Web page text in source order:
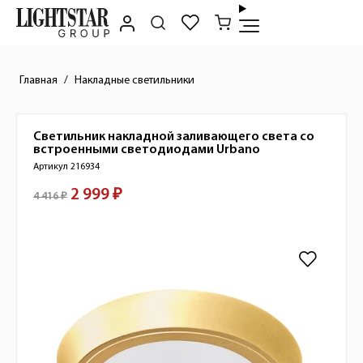
Главная Накладные светильники
Краткое описание товара
Светильник накладной заливающего света со
встроенными светодиодами Urbano
Артикул 216934
Стоимость товара
4 416 ₽ 2 999 ₽